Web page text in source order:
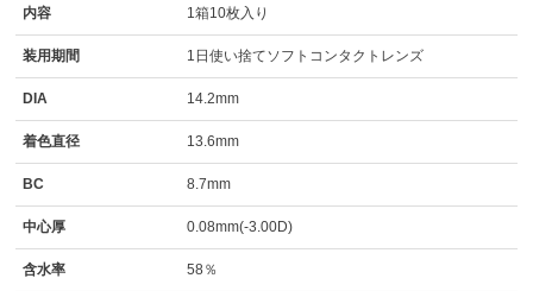
内容 1箱10枚入り
装用期間 1日使い捨てソフトコンタクトレンズ
DIA 14.2mm
着色直径 13.6mm
BC 8.7mm
中心厚 0.08mm(-3.00D)
含水率 58％